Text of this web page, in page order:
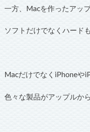
一方、Macを作ったアッ
ソフトだけでなくハード
MacだけでなくiPhoneや
色々な製品がアップルか